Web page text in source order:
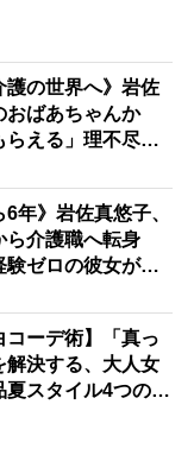
護の世界へ》岩佐
おばあちゃんか
らえる」理不尽さ
」
6年》岩佐真悠子、
ら介護職へ転身
験ゼロの彼女が見
くいられる」
コーデ術】「真っ
解決する、大人女
夏スタイル4つのコ